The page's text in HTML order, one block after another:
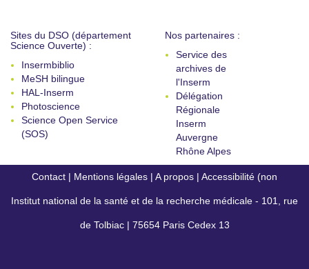
Sites du DSO (département
Science Ouverte) :
Insermbiblio
MeSH bilingue
HAL-Inserm
Photoscience
Science Open Service
(SOS)
Nos partenaires :
Service des
archives de
l'Inserm
Délégation
Régionale
Inserm
Auvergne
Rhône Alpes
Contact | Mentions légales | A propos | Accessibilité (non
conforme)
Institut national de la santé et de la recherche médicale - 101, rue
de Tolbiac | 75654 Paris Cedex 13